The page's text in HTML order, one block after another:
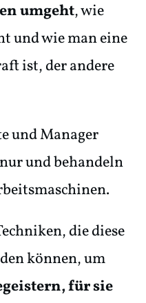
umgeht, wie
und wie man eine
ist, der andere
und Manager
und behandeln
die diese
können, um
für sie